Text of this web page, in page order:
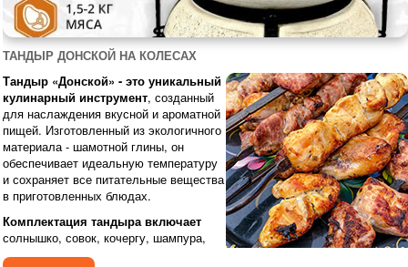
ТАНДЫР ДОНСКОЙ НА КОЛЕСАХ
Тандыр «Донской» - это уникальный
кулинарный инструмент, созданный
для наслаждения вкусной и ароматной
пищей. Изготовленный из экологичного
материала - шамотной глины, он
обеспечивает идеальную температуру
и сохраняет все питательные вещества
в приготовленных блюдах.
Комплектация тандыра включает
солнышко, совок, кочергу, шампура,
колпачок, поддувало, а также